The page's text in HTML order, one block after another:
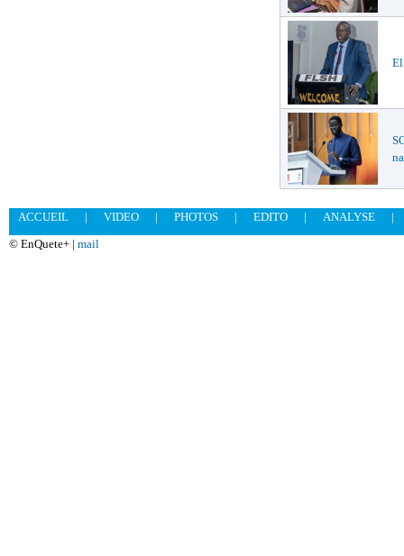
El
ACCUEIL | VIDEO | PHOTOS | EDITO | ANALYSE
|
© EnQuete+ | mail